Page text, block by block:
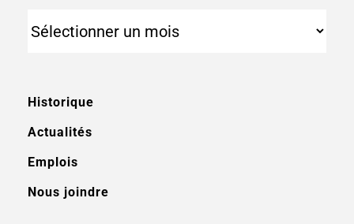
Historique
Actualités
Emplois
Nous joindre